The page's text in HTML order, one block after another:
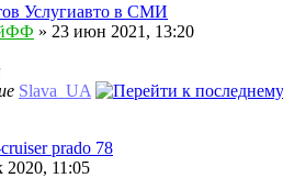
Услугиавто в СМИ
» 23 июн 2021, 13:20
Slava_UA
prado 78
2020, 11:05